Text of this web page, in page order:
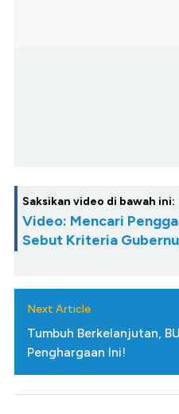
Saksikan video di bawah ini:
Video: Mencari
Sebut Kriteria
Next Article
Tumbuh Berkelanjutan,
Penghargaan Ini!